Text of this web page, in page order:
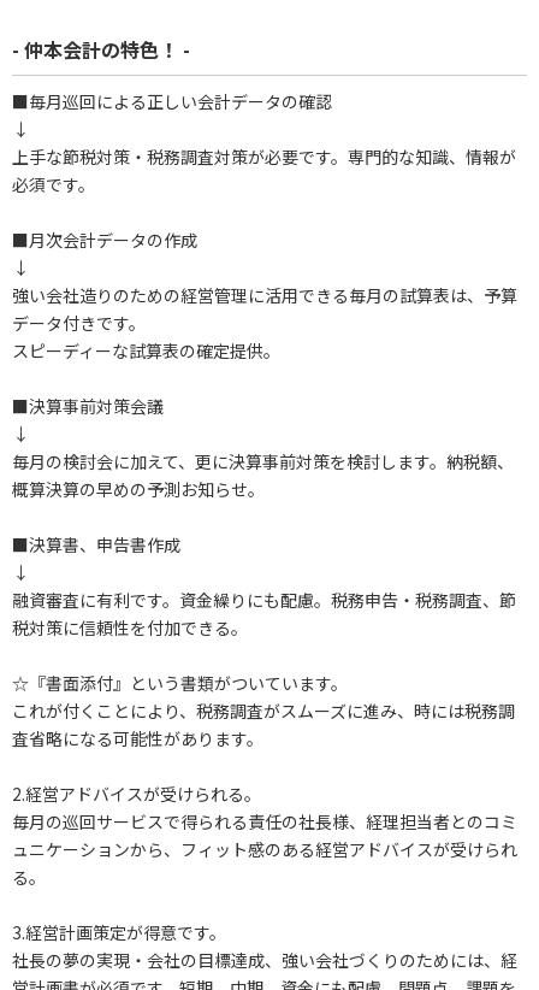
- 仲本会計の特色！ -
■毎月巡回による正しい会計データの確認
↓
上手な節税対策・税務調査対策が必要です。専門的な知識、情報が
必須です。
■月次会計データの作成
↓
強い会社造りのための経営管理に活用できる毎月の試算表は、予算
データ付きです。
スピーディーな試算表の確定提供。
■決算事前対策会議
↓
毎月の検討会に加えて、更に決算事前対策を検討します。納税額、
概算決算の早めの予測お知らせ。
■決算書、申告書作成
↓
融資審査に有利です。資金繰りにも配慮。税務申告・税務調査、節
税対策に信頼性を付加できる。
☆『書面添付』という書類がついています。
これが付くことにより、税務調査がスムーズに進み、時には税務調
査省略になる可能性があります。
2.経営アドバイスが受けられる。
毎月の巡回サービスで得られる責任の社長様、経理担当者とのコミ
ュニケーションから、フィット感のある経営アドバイスが受けられ
る。
3.経営計画策定が得意です。
社長の夢の実現・会社の目標達成、強い会社づくりのためには、経